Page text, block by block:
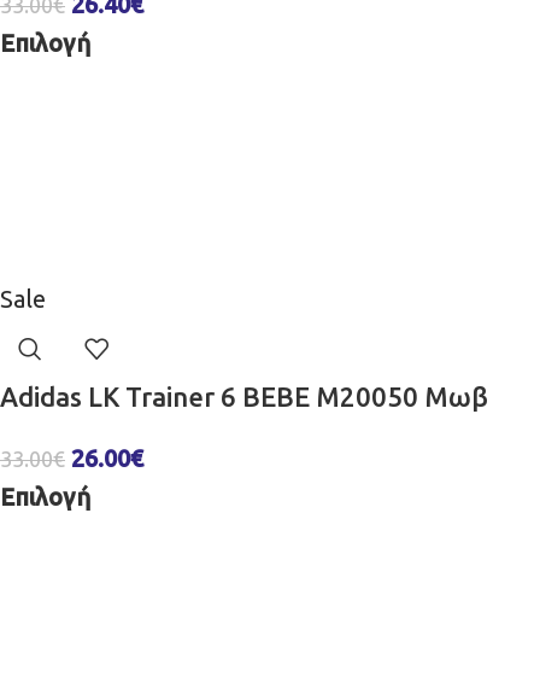
Επιλογή
Sale
Adidas LK Trainer 6 ΒΕΒΕ M20050 Μωβ
33.00€ 26.00€
Επιλογή